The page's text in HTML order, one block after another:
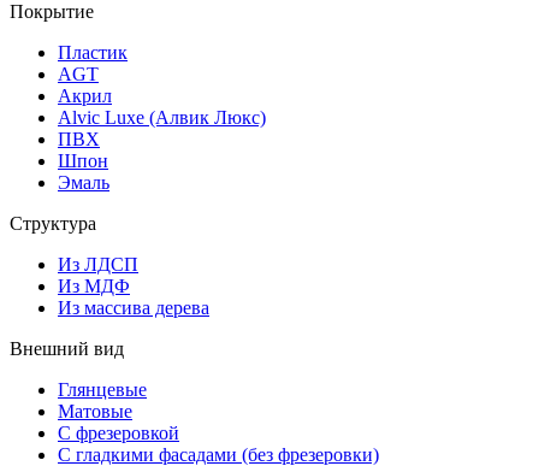
Покрытие
Пластик
AGT
Акрил
Alvic Luxe (Алвик Люкс)
ПВХ
Шпон
Эмаль
Структура
Из ЛДСП
Из МДФ
Из массива дерева
Внешний вид
Глянцевые
Матовые
С фрезеровкой
С гладкими фасадами (без фрезеровки)